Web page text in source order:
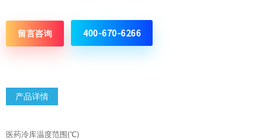
留言咨询 400-670-6266
产品详情
医药冷库温度范围(℃)